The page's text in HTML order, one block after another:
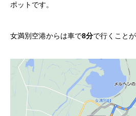
ポットです。
女満別空港からは車で8分で行くことが